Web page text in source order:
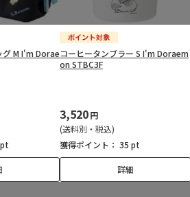
グ M I'm Doraeコーヒータンブラー S I'm Doraem
on STBC3F
3,520円
(送料別・税込)
獲得ポイント： 35 pt
詳細